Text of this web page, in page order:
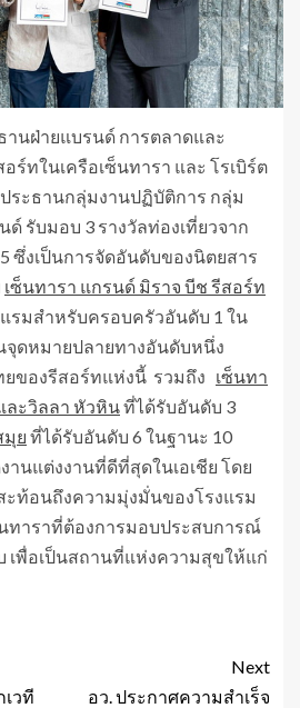
านฝ่ายแบรนด์ การตลาดและ
ร์ทในเครือเซ็นทารา และ โรเบิร์ต
ประธานกลุ่มงานปฏิบัติการ กลุ่ม
รับมอบ 3 รางวัลท่องเที่ยวจาก
ซึ่งเป็นการจัดอันดับของนิตยสาร
เซ็นทารา แกรนด์ มิราจ บีช รีสอร์ท
รมสำหรับครอบครัวอันดับ 1 ใน
จุดหมายปลายทางอันดับหนึ่ง
ของรีสอร์ทแห่งนี้ รวมถึง เซ็นทา
ละวิลลา หัวหินที่ได้รับอันดับ 3
มุย ที่ได้รับอันดับ 6 ในฐานะ 10
านแต่งงานที่ดีที่สุดในเอเชีย โดย
ะท้อนถึงความมุ่งมั่นของโรงแรม
ทาราที่ต้องการมอบประสบการณ์
เพื่อเป็นสถานที่แห่งความสุขให้แก่
วที
Next
อว. ประกาศความสำเร็จ